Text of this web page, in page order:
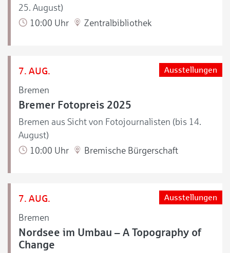
25. August)
10:00 Uhr
Zentralbibliothek
7. AUG.
Bremen
Ausstellungen
Bremer Fotopreis 2025
Bremen aus Sicht von Fotojournalisten (bis 14.
August)
10:00 Uhr
Bremische Bürgerschaft
7. AUG.
Bremen
Ausstellungen
Nordsee im Umbau – A Topography of
Change